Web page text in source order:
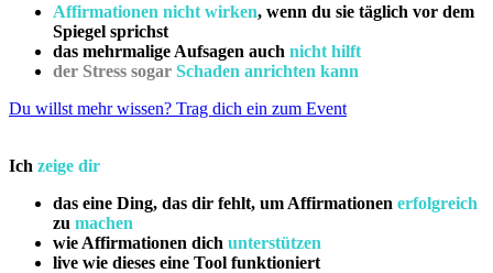
Affirmationen nicht wirken, wenn du sie täglich vor dem
Spiegel sprichst
das mehrmalige Aufsagen auch nicht hilft
der Stress sogar Schaden anrichten kann
Du willst mehr wissen? Trag dich ein zum Event
Ich zeige dir
das eine Ding, das dir fehlt, um Affirmationen erfolgreich
zu machen
wie Affirmationen dich unterstützen
live wie dieses eine Tool funktioniert